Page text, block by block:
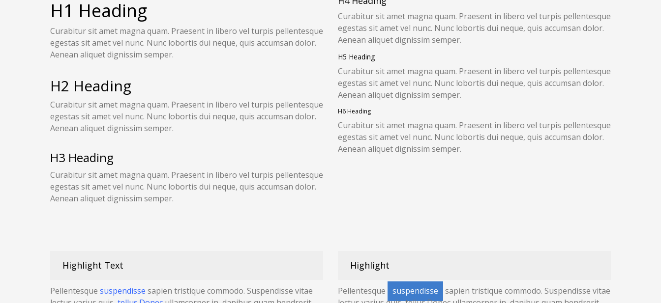
H1 Heading
Curabitur sit amet magna quam. Praesent in libero vel turpis pellentesque
egestas sit amet vel nunc. Nunc lobortis dui neque, quis accumsan dolor.
Aenean aliquet dignissim semper.
H2 Heading
Curabitur sit amet magna quam. Praesent in libero vel turpis pellentesque
egestas sit amet vel nunc. Nunc lobortis dui neque, quis accumsan dolor.
Aenean aliquet dignissim semper.
H3 Heading
Curabitur sit amet magna quam. Praesent in libero vel turpis pellentesque
egestas sit amet vel nunc. Nunc lobortis dui neque, quis accumsan dolor.
Aenean aliquet dignissim semper.
Curabitur sit amet magna quam. Praesent in libero vel turpis pellentesque
egestas sit amet vel nunc. Nunc lobortis dui neque, quis accumsan dolor.
Aenean aliquet dignissim semper.
H5 Heading
Curabitur sit amet magna quam. Praesent in libero vel turpis pellentesque
egestas sit amet vel nunc. Nunc lobortis dui neque, quis accumsan dolor.
Aenean aliquet dignissim semper.
H6 Heading
Curabitur sit amet magna quam. Praesent in libero vel turpis pellentesque
egestas sit amet vel nunc. Nunc lobortis dui neque, quis accumsan dolor.
Aenean aliquet dignissim semper.
Highlight Text
Pellentesque suspendisse sapien tristique commodo. Suspendisse vitae
Highlight
Pellentesque suspendisse sapien tristique commodo. Suspendisse vitae